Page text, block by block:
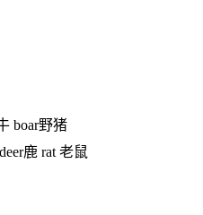
boar野猪
鹿 rat 老鼠